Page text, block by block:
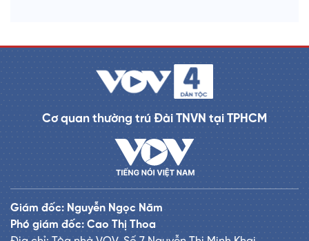
Cơ quan thường trú Đài TNVN tại TPHCM
Giám đốc: Nguyễn Ngọc Năm
Phó giám đốc: Cao Thị Thoa